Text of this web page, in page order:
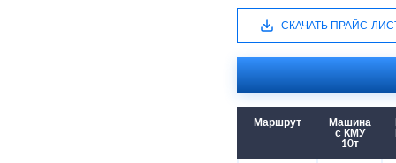
СКАЧАТЬ ПРАЙС-
Маршрут
Машина
с КМУ
10т